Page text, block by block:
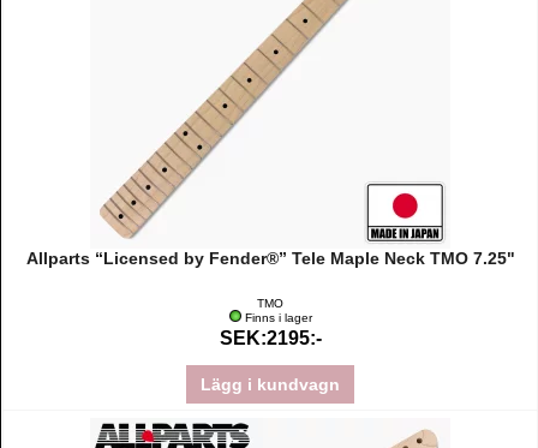
Allparts “Licensed by Fender®” Tele Maple Neck TMO 7.25"
TMO
Finns i lager
SEK:2195:-
Lägg i kundvagn